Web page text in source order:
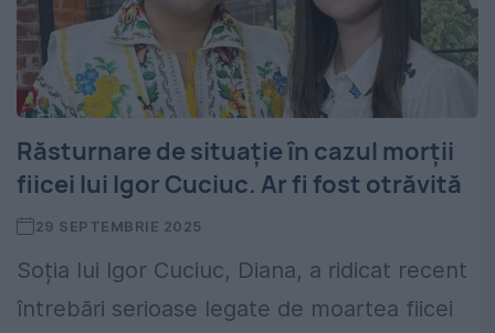
Răsturnare de situație în cazul morții
fiicei lui Igor Cuciuc. Ar fi fost otrăvită
29 SEPTEMBRIE 2025
Soția lui Igor Cuciuc, Diana, a ridicat recent
întrebări serioase legate de moartea fiicei